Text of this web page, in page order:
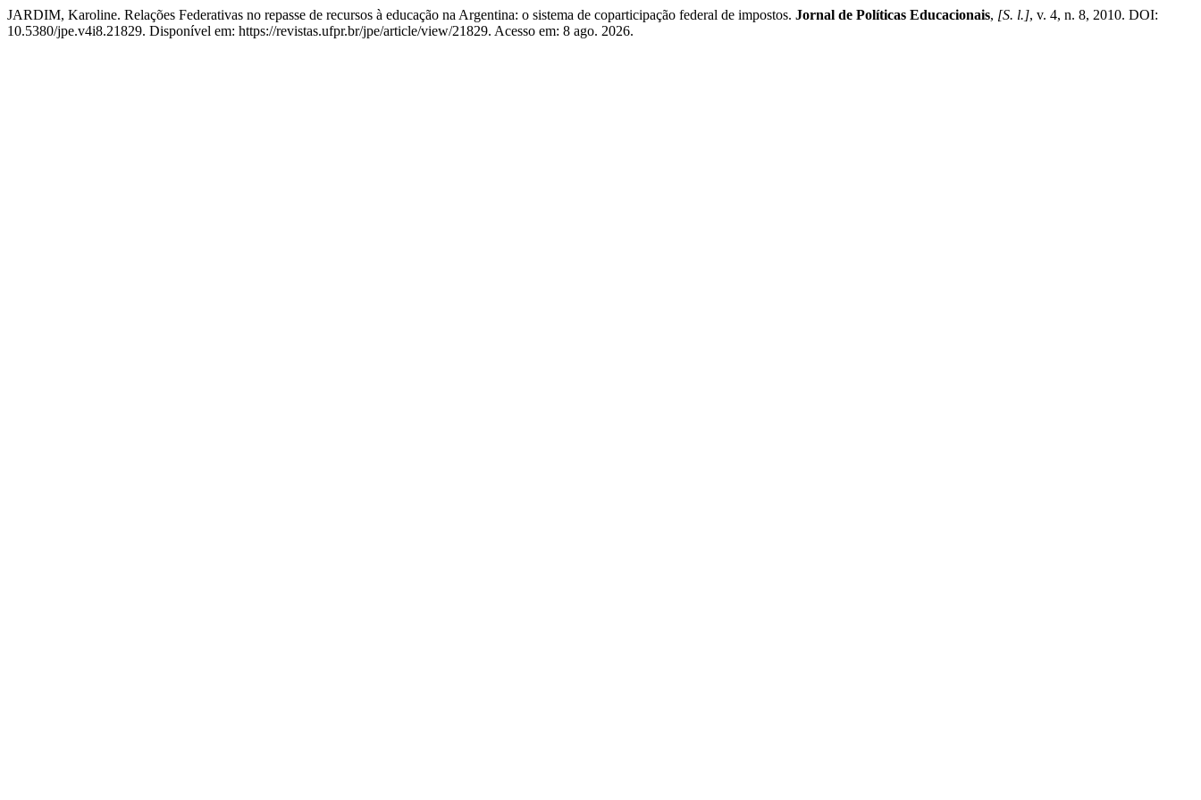
JARDIM, Karoline. Relações Federativas no repasse de recursos à educação na Argentina: o sistema de coparticipação federal de impostos. Jornal de Políticas Educacionais, [S. l.], v. 4, n. 8, 2010. DOI:
10.5380/jpe.v4i8.21829. Disponível em: https://revistas.ufpr.br/jpe/article/view/21829. Acesso em: 8 ago. 2026.